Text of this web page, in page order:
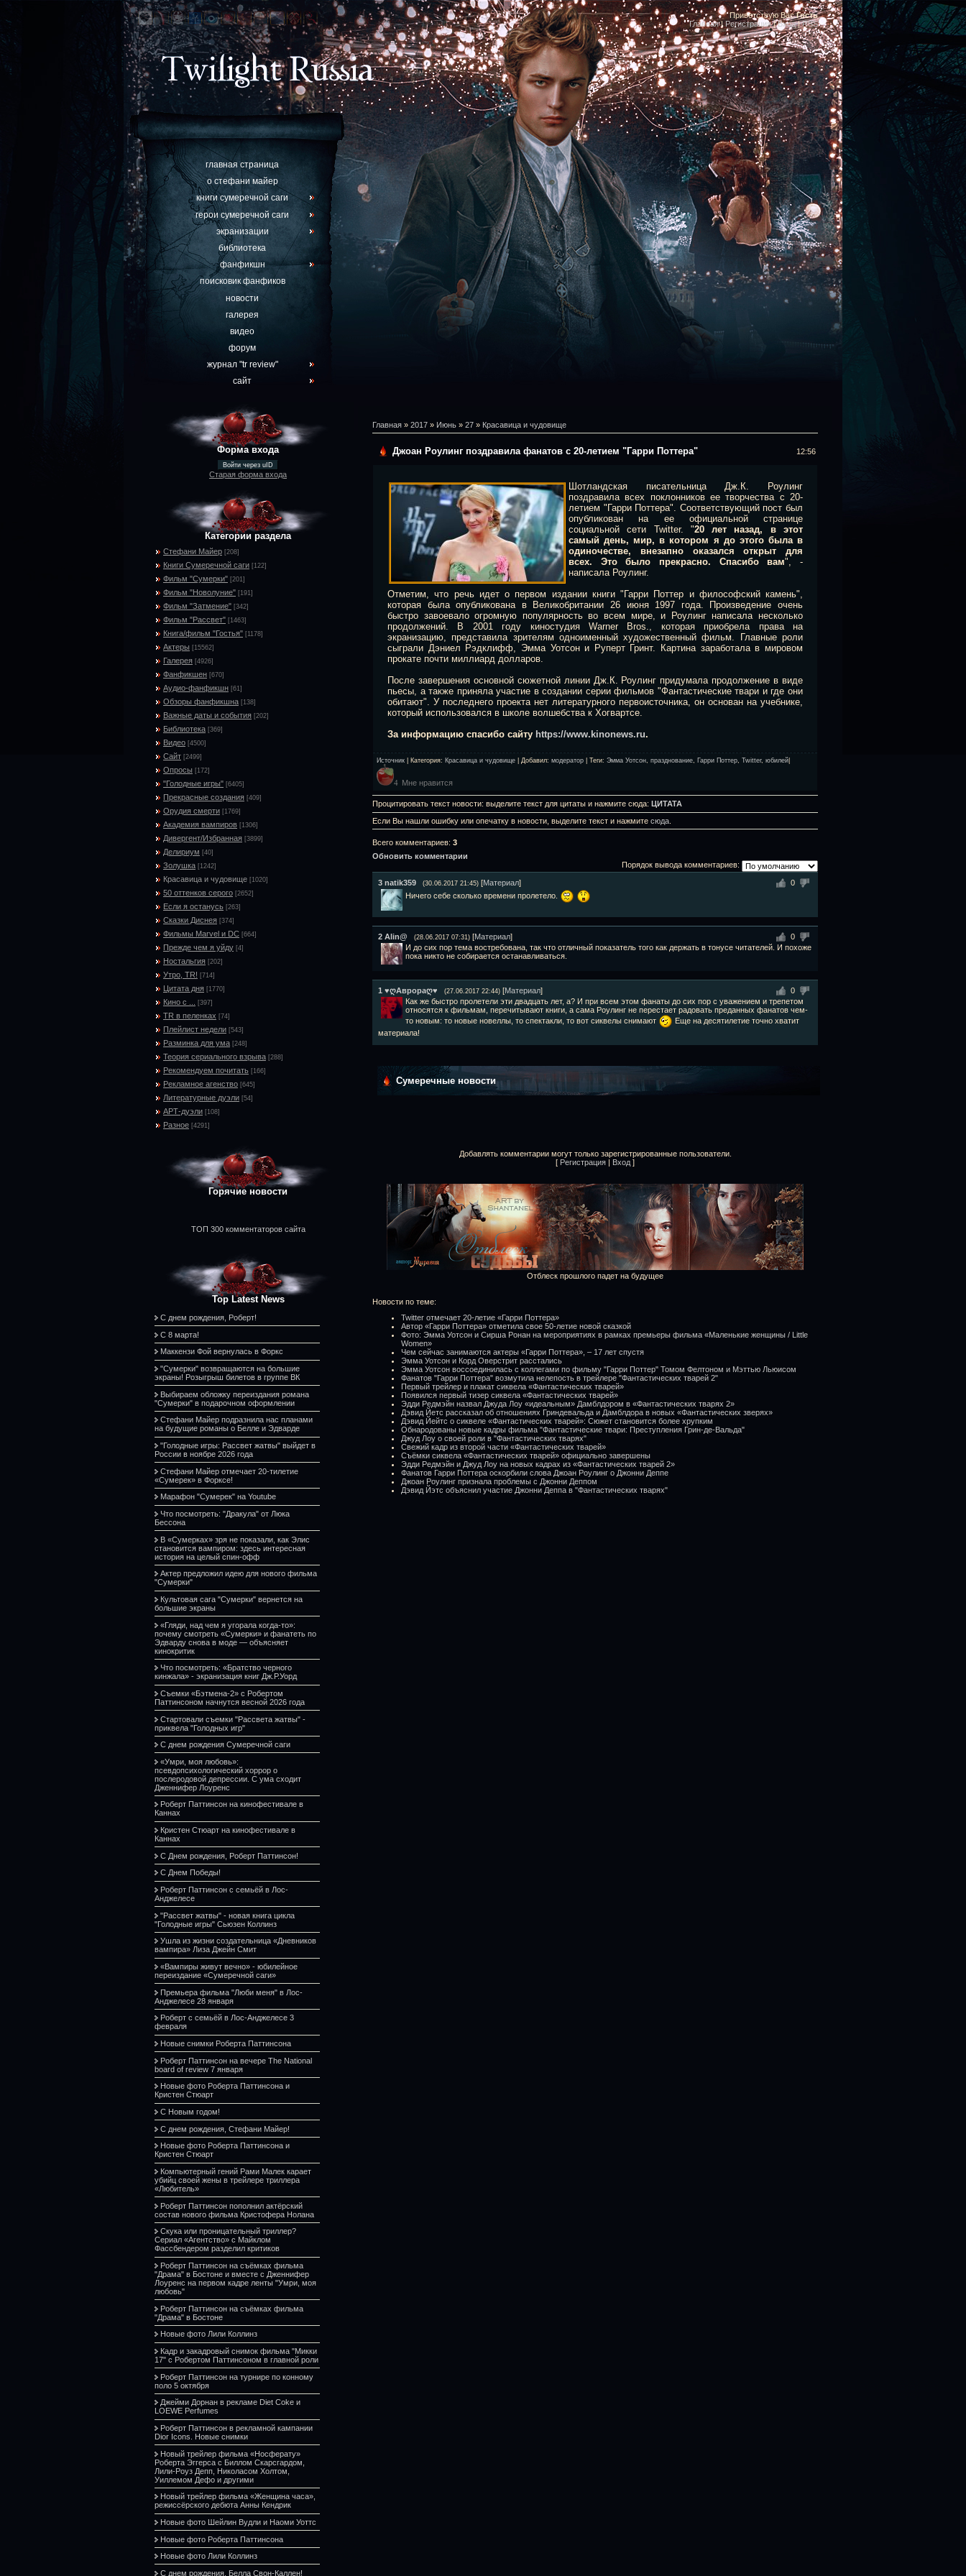
Приветствую Вас Гость
Главная|Регистрация|Вход|RSS
главная страница
о стефани майер
книги сумеречной саги
герои сумеречной саги
экранизации
библиотека
фанфикшн
поисковик фанфиков
новости
галерея
видео
форум
журнал "tr review"
сайт
Форма входа
Войти через uID
Старая форма входа
Категории раздела
Стефани Майер [208]
Книги Сумеречной саги [122]
Фильм "Сумерки" [201]
Фильм "Новолуние" [191]
Фильм "Затмение" [342]
Фильм "Рассвет" [1463]
Книга/фильм "Гостья" [1178]
Актеры [15562]
Галерея [4926]
Фанфикшен [670]
Аудио-фанфикшн [61]
Обзоры фанфикшна [138]
Важные даты и события [202]
Библиотека [369]
Видео [4500]
Сайт [2499]
Опросы [172]
"Голодные игры" [6405]
Прекрасные создания [409]
Орудия смерти [1769]
Академия вампиров [1306]
Дивергент/Избранная [3899]
Делириум [40]
Золушка [1242]
Красавица и чудовище [1020]
50 оттенков серого [2652]
Если я останусь [263]
Сказки Диснея [374]
Фильмы Marvel и DC [664]
Прежде чем я уйду [4]
Ностальгия [202]
Утро, TR! [714]
Цитата дня [1770]
Кино с ... [397]
TR в пеленках [74]
Плейлист недели [543]
Разминка для ума [248]
Теория сериального взрыва [288]
Рекомендуем почитать [166]
Рекламное агенство [645]
Литературные дуэли [54]
АРТ-дуэли [108]
Разное [4291]
Горячие новости
ТОП 300 комментаторов сайта
Top Latest News
С днем рождения, Роберт!
С 8 марта!
Маккензи Фой вернулась в Форкс
"Сумерки" возвращаются на большие
экраны! Розыгрыш билетов в группе ВК
Выбираем обложку переиздания романа
"Сумерки" в подарочном оформлении
Стефани Майер подразнила нас планами
на будущие романы о Белле и Эдварде
"Голодные игры: Рассвет жатвы" выйдет в
России в ноябре 2026 года
Стефани Майер отмечает 20-тилетие
«Сумерек» в Форксе!
Марафон "Сумерек" на Youtube
Что посмотреть: "Дракула" от Люка
Бессона
В «Сумерках» зря не показали, как Элис
становится вампиром: здесь интересная
история на целый спин-офф
Актер предложил идею для нового фильма
"Сумерки"
Культовая сага "Сумерки" вернется на
большие экраны
«Гляди, над чем я угорала когда-то»:
почему смотреть «Сумерки» и фанатеть по
Эдварду снова в моде — объясняет
кинокритик
Что посмотреть: «Братство черного
кинжала» - экранизация книг Дж.Р.Уорд
Съемки «Бэтмена-2» с Робертом
Паттинсоном начнутся весной 2026 года
Стартовали съемки "Рассвета жатвы" -
приквела "Голодных игр"
С днем рождения Сумеречной саги
«Умри, моя любовь»:
псевдопсихологический хоррор о
послеродовой депрессии. С ума сходит
Дженнифер Лоуренс
Роберт Паттинсон на кинофестивале в
Каннах
Кристен Стюарт на кинофестивале в
Каннах
С Днем рождения, Роберт Паттинсон!
С Днем Победы!
Роберт Паттинсон с семьёй в Лос-
Анджелесе
"Рассвет жатвы" - новая книга цикла
"Голодные игры" Сьюзен Коллинз
Ушла из жизни создательница «Дневников
вампира» Лиза Джейн Смит
«Вампиры живут вечно» - юбилейное
переиздание «Сумеречной саги»
Премьера фильма "Люби меня" в Лос-
Анджелесе 28 января
Роберт с семьёй в Лос-Анджелесе 3
февраля
Новые снимки Роберта Паттинсона
Роберт Паттинсон на вечере The National
board of review 7 января
Новые фото Роберта Паттинсона и
Кристен Стюарт
С Новым годом!
С днем рождения, Стефани Майер!
Новые фото Роберта Паттинсона и
Кристен Стюарт
Компьютерный гений Рами Малек карает
убийц своей жены в трейлере триллера
«Любитель»
Роберт Паттинсон пополнил актёрский
состав нового фильма Кристофера Нолана
Скука или проницательный триллер?
Сериал «Агентство» с Майклом
Фассбендером разделил критиков
Роберт Паттинсон на съёмках фильма
"Драма" в Бостоне и вместе с Дженнифер
Лоуренс на первом кадре ленты "Умри, моя
любовь"
Роберт Паттинсон на съёмках фильма
"Драма" в Бостоне
Новые фото Лили Коллинз
Кадр и закадровый снимок фильма "Микки
17" с Робертом Паттинсоном в главной роли
Роберт Паттинсон на турнире по конному
поло 5 октября
Джейми Дорнан в рекламе Diet Coke и
LOEWE Perfumes
Роберт Паттинсон в рекламной кампании
Dior Icons. Новые снимки
Новый трейлер фильма «Носферату»
Роберта Эггерса с Биллом Скарсгардом,
Лили-Роуз Депп, Николасом Холтом,
Уиллемом Дефо и другими
Новый трейлер фильма «Женщина часа»,
режиссёрского дебюта Анны Кендрик
Новые фото Шейлин Вудли и Наоми Уоттс
Новые фото Роберта Паттинсона
Новые фото Лили Коллинз
С днем рождения, Белла Свон-Каллен!
Главная » 2017 » Июнь » 27 » Красавица и чудовище
Джоан Роулинг поздравила фанатов с 20-летием "Гарри Поттера" 12:56
Шотландская писательница Дж.К. Роулинг
поздравила всех поклонников ее творчества с 20-
летием "Гарри Поттера". Соответствующий пост был
опубликован на ее официальной странице
социальной сети Twitter. "20 лет назад, в этот
самый день, мир, в котором я до этого была в
одиночестве, внезапно оказался открыт для
всех. Это было прекрасно. Спасибо вам", -
написала Роулинг.
Отметим, что речь идет о первом издании книги "Гарри Поттер и философский камень",
которая была опубликована в Великобритании 26 июня 1997 года. Произведение очень
быстро завоевало огромную популярность во всем мире, и Роулинг написала несколько
продолжений. В 2001 году киностудия Warner Bros., которая приобрела права на
экранизацию, представила зрителям одноименный художественный фильм. Главные роли
сыграли Дэниел Рэдклифф, Эмма Уотсон и Руперт Гринт. Картина заработала в мировом
прокате почти миллиард долларов.
После завершения основной сюжетной линииДж.К. Роулинг придумала продолжение в виде
пьесы, а также приняла участие в создании серии фильмов "Фантастические твари и где они
обитают". У последнего проекта нет литературного первоисточника, он основан на учебнике,
который использовался в школе волшебства к Хогвартсе.
За информацию спасибо сайту https://www.kinonews.ru.
Источник Категория: Красавица и чудовище Добавил: модератор Теги: Эмма Уотсон празднование Гарри Поттер Twitter, юбилей
4 Мне нравится
Процитировать текст новости: выделите текст для цитаты и нажмите сюда: ЦИТАТА
Если Вы нашли ошибку или опечатку в новости, выделите текст и нажмите сюда
Всего комментариев: 3
Обновить комментарии
Порядок вывода комментариев:
0
3 natik359 (30.06.2017 21:45) [Материал]
Ничего себе сколько времени пролетело.
0
2 Alin@ (28.06.2017 07:31) [Материал]
И до сих пор тема востребована, так что отличный показатель того как держать в тонусе читателей. И похоже
пока никто не собирается останавливаться.
0
1 ♥ღАврораღ♥ (27.06.2017 22:44) [Материал]
Как же быстро пролетели эти двадцать лет, а? И при всем этом фанаты до сих пор с уважением и трепетом
относятся к фильмам, перечитывают книги, а сама Роулинг не перестает радовать преданных фанатов чем-
то новым: то новые новеллы, то спектакли, то вот сиквелы снимают
Еще на десятилетие точно хватит
материала!
Сумеречные новости
Добавлять комментарии могут только зарегистрированные пользователи.
[ Регистрация | Вход ]
Отблеск прошлого падет на будущее
Новости по теме:
Twitter отмечает 20-летие «Гарри Поттера»
Автор «Гарри Поттера» отметила свое 50-летие новой сказкой
Фото: Эмма Уотсон и Сирша Ронан на мероприятиях в рамках премьеры фильма «Маленькие женщины / Little
Women»
Чем сейчас занимаются актеры «Гарри Поттера», – 17 лет спустя
Эмма Уотсон и Корд Оверстрит расстались
Эмма Уотсон воссоединилась с коллегами по фильму "Гарри Поттер" Томом Фелтоном и Мэттью Льюисом
Фанатов "Гарри Поттера" возмутила нелепость в трейлере "Фантастических тварей 2"
Первый трейлер и плакат сиквела «Фантастических тварей»
Появился первый тизер сиквела «Фантастических тварей»
Эдди Редмэйн назвал Джуда Лоу «идеальным» Дамблдором в «Фантастических тварях 2»
Дэвид Йетс рассказал об отношениях Гриндевальда и Дамблдора в новых «Фантастических зверях»
Дэвид Йейтс о сиквеле «Фантастических тварей»: Сюжет становится более хрупким
Обнародованы новые кадры фильма "Фантастические твари: Преступления Грин-де-Вальда"
Джуд Лоу о своей роли в "Фантастических тварях"
Свежий кадр из второй части «Фантастических тварей»
Съёмки сиквела «Фантастических тварей» официально завершены
Эдди Редмэйн и Джуд Лоу на новых кадрах из «Фантастических тварей 2»
Фанатов Гарри Поттера оскорбили слова Джоан Роулинг о Джонни Деппе
Джоан Роулинг признала проблемы с Джонни Деппом
Дэвид Йэтс объяснил участие Джонни Деппа в "Фантастических тварях"